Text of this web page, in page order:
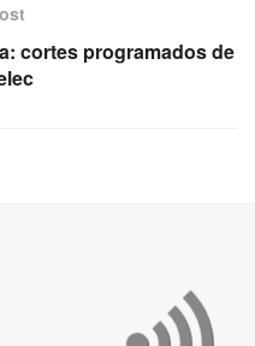
cortes programados de